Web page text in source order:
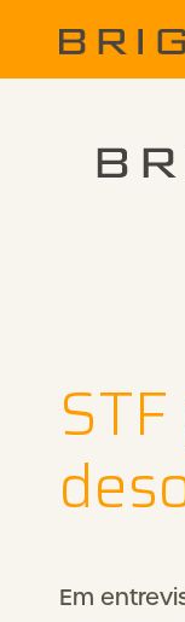
Em